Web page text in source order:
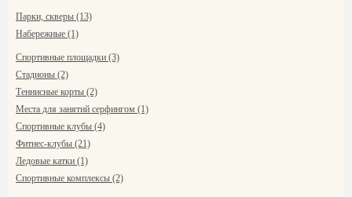
Парки, скверы (13)
Набережные (1)
Спортивные площадки (3)
Стадионы (2)
Теннисные корты (2)
Места для занятий серфингом (1)
Спортивные клубы (4)
Фитнес-клубы (21)
Ледовые катки (1)
Спортивные комплексы (2)